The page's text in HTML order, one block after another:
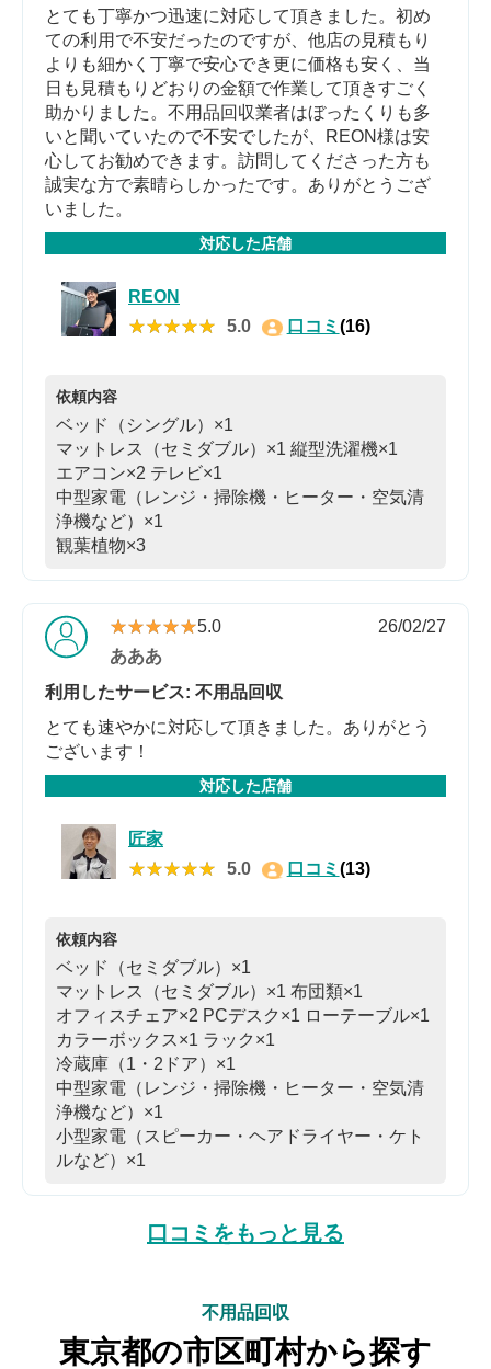
とても丁寧かつ迅速に対応して頂きました。初め
ての利用で不安だったのですが、他店の見積もり
よりも細かく丁寧で安心でき更に価格も安く、当
日も見積もりどおりの金額で作業して頂きすごく
助かりました。不用品回収業者はぼったくりも多
いと聞いていたので不安でしたが、REON様は安
心してお勧めできます。訪問してくださった方も
誠実な方で素晴らしかったです。ありがとうござ
いました。
対応した店舗
REON
★★★★★
★★★★★ 5.0 口コミ (16)
依頼内容
ベッド（シングル）×1
マットレス（セミダブル）×1 縦型洗濯機×1
エアコン×2 テレビ×1
中型家電（レンジ・掃除機・ヒーター・空気清
浄機など）×1
観葉植物×3
★★★★★
★★★★★5.0
26/02/27
あああ
利用したサービス: 不用品回収
とても速やかに対応して頂きました。ありがとう
ございます！
対応した店舗
匠家
★★★★★
★★★★★ 5.0 口コミ (13)
依頼内容
ベッド（セミダブル）×1
マットレス（セミダブル）×1 布団類×1
オフィスチェア×2 PCデスク×1 ローテーブル×1
カラーボックス×1 ラック×1
冷蔵庫（1・2ドア）×1
中型家電（レンジ・掃除機・ヒーター・空気清
浄機など）×1
小型家電（スピーカー・ヘアドライヤー・ケト
ルなど）×1
口コミをもっと見る
不用品回収
東京都の市区町村から探す